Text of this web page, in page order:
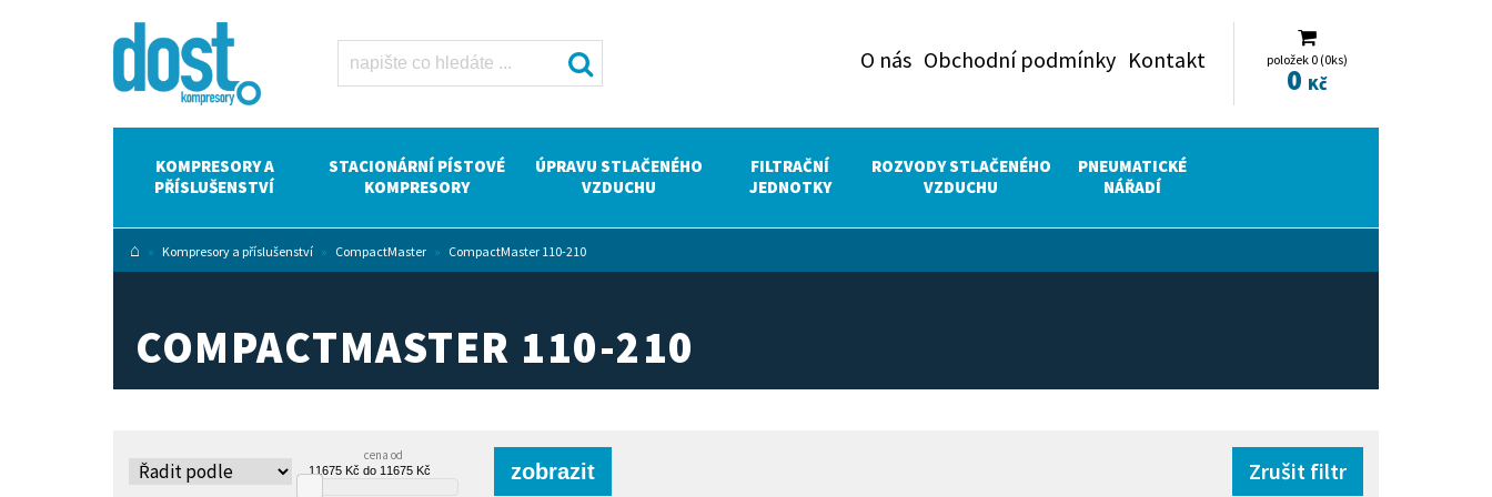
CompactMaster
110-210 Dost -
kompresory
Atlas Copco
položek 0 (0ks)
0 Kč
O nás Obchodní podmínky Kontakt
KOMPRESORY A
PŘÍSLUŠENSTVÍ
STACIONÁRNÍ PÍSTOVÉ
KOMPRESORY
ÚPRAVU STLAČENÉHO
VZDUCHU
FILTRAČNÍ
JEDNOTKY
ROZVODY STLAČENÉHO
VZDUCHU
PNEUMATICKÉ
NÁŘADÍ
⌂ » Kompresory a příslušenství » CompactMaster » CompactMaster 110-210
COMPACTMASTER 110-210
cena od
Zrušit filtr